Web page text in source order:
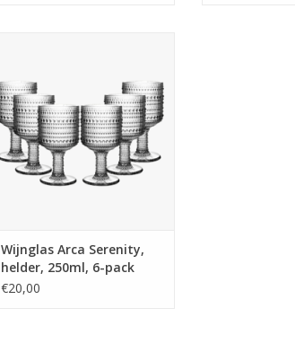
unieke en robuuste look, past
voor elke gelegenheid.
Geschikt voor de vaatwas
Beschikbaar in paars, blauw,
grijs, groen en helder
Bestaat in 2 versies: tumbler en
Wijnglas Arca Serenity,
helder, 250ml, 6-pack
€20,00